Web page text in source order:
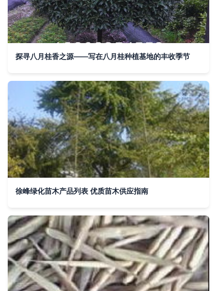
探寻八月桂香之源——写在八月桂种植基地的丰收季节
徐峰绿化苗木产品列表 优质苗木供应指南